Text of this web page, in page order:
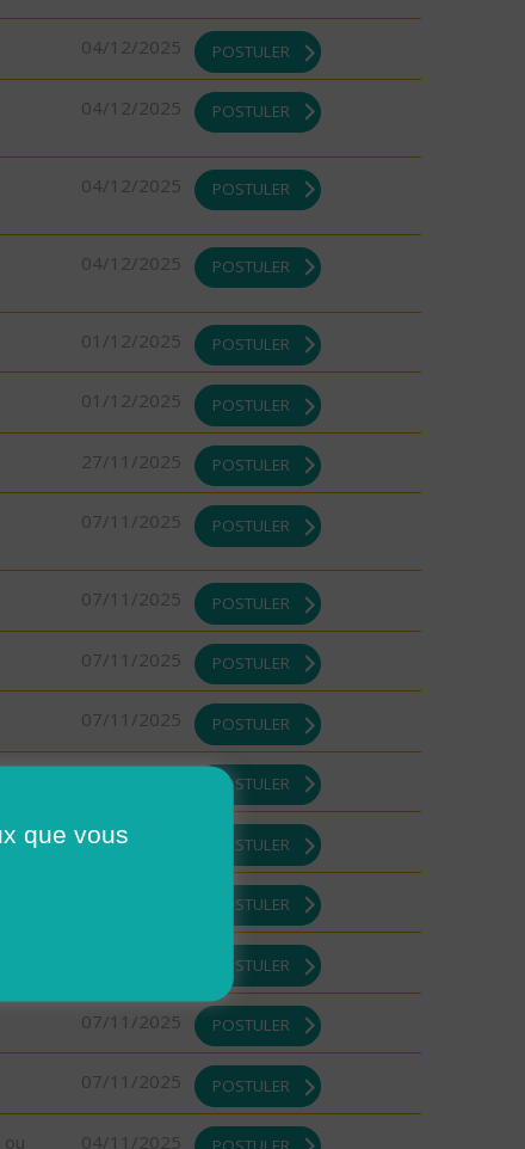
04/12/2025 POSTULER
04/12/2025 POSTULER
04/12/2025 POSTULER
04/12/2025 POSTULER
01/12/2025 POSTULER
01/12/2025 POSTULER
27/11/2025 POSTULER
07/11/2025 POSTULER
07/11/2025 POSTULER
07/11/2025 POSTULER
07/11/2025 POSTULER
POSTULER
07/11/2025 POSTULER
POSTULER
POSTULER
07/11/2025 POSTULER
07/11/2025 POSTULER
04/11/2025
que vous